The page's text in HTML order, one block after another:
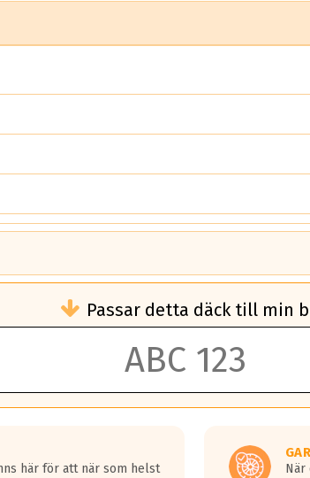
än ett klass G däck.
50 liter bränsle med ett klass A däck gentemot ett
vilken rutt du kör, samt vilken körstil du använder.
lastbilar.
på en väg där det ligger 0.5-1.5 mm vatten.
Passar detta däck till min
här för att när som helst
När